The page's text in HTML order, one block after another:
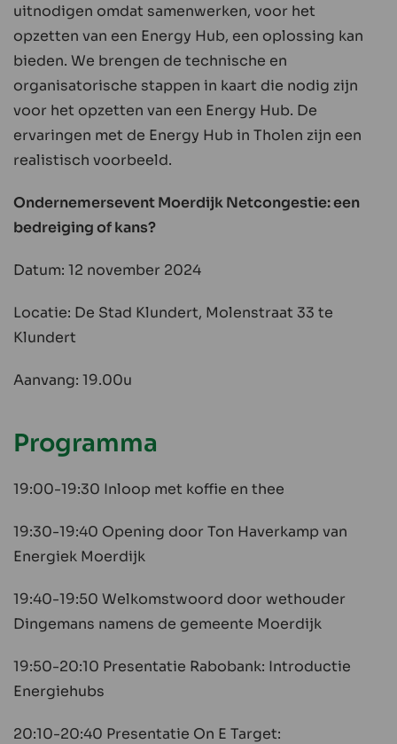
uitnodigen omdat samenwerken, voor het
opzetten van een Energy Hub, een oplossing kan
bieden. We brengen de technische en
organisatorische stappen in kaart die nodig zijn
voor het opzetten van een Energy Hub. De
ervaringen met de Energy Hub in Tholen zijn een
realistisch voorbeeld.
Ondernemersevent Moerdijk Netcongestie: een
bedreiging of kans?
Datum: 12 november 2024
Locatie: De Stad Klundert, Molenstraat 33 te
Klundert
Aanvang: 19.00u
Programma
19:00-19:30 Inloop met koffie en thee
19:30-19:40 Opening door Ton Haverkamp van
Energiek Moerdijk
19:40-19:50 Welkomstwoord door wethouder
Dingemans namens de gemeente Moerdijk
19:50-20:10 Presentatie Rabobank: Introductie
Energiehubs
20:10-20:40 Presentatie On E Target: